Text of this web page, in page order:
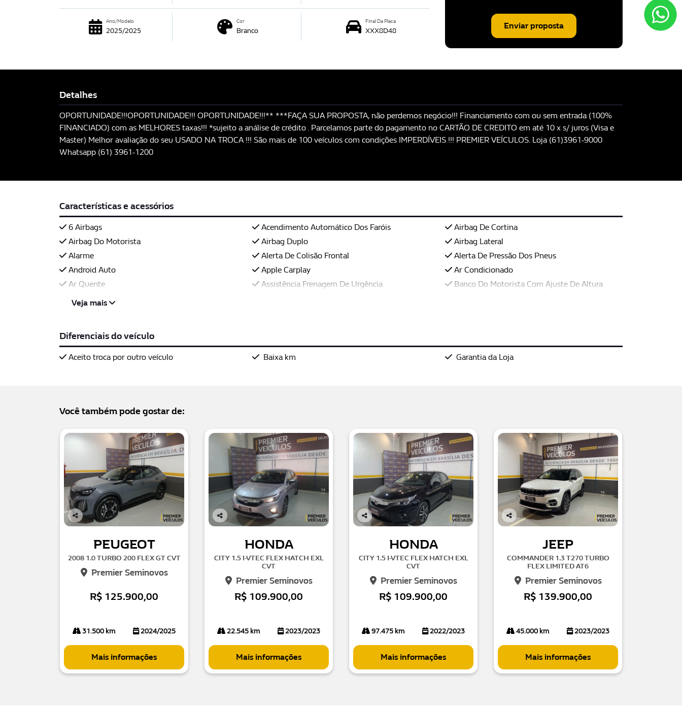
Enviar proposta
Ano/Modelo
2025/2025
Cor
Branco
Final Da Placa
XXX8D48
Detalhes
OPORTUNIDADE!!!OPORTUNIDADE!!! OPORTUNIDADE!!!** ***FAÇA SUA PROPOSTA, não perdemos negócio!!! Financiamento com ou sem entrada (100%
FINANCIADO) com as MELHORES taxas!!! *sujeito a análise de crédito . Parcelamos parte do pagamento no CARTÃO DE CREDITO em até 10 x s/ juros (Visa e
Master) Melhor avaliação do seu USADO NA TROCA !!! São mais de 100 veículos com condições IMPERDÍVEIS !!! PREMIER VEÍCULOS. Loja (61)3961-9000
Whatsapp (61) 3961-1200
Características e acessórios
6 Airbags Acendimento Automático Dos Faróis
Airbag De Cortina
Airbag Do Motorista
Airbag Duplo
Airbag Lateral
Alarme
Alerta De Colisão Frontal
Alerta De Pressão Dos Pneus
Android Auto
Apple Carplay
Ar Condicionado
Ar Quente
Assistência Frenagem De Urgência
Banco Do Motorista Com Ajuste De Altura
Veja mais
Diferenciais do veículo
Aceito troca por outro veículo Baixa km Garantia da Loja
Você também pode gostar de:
Co
PEUGEOT
2008 1.0 TURBO 200 FLEX GT CVT
Premier Seminovos
R$ 125.900,00
31.500 km 2024/2025
Mais informações
Co
HONDA
CITY 1.5 I-VTEC FLEX HATCH EXL
CVT
Premier Seminovos
R$ 109.900,00
22.545 km 2023/2023
Mais informações
Co
HONDA
CITY 1.5 I-VTEC FLEX HATCH EXL
CVT
Premier Seminovos
R$ 109.900,00
97.475 km 2022/2023
Mais informações
Co
JEEP
COMMANDER 1.3 T270 TURBO
FLEX LIMITED AT6
Premier Seminovos
R$ 139.900,00
45.000 km 2023/2023
Mais informações